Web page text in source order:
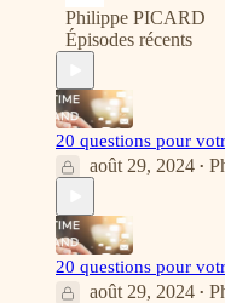
Philippe PICARD
Épisodes récents
20 questions pour
août 29, 2024 •
20 questions pour
août 29, 2024 •